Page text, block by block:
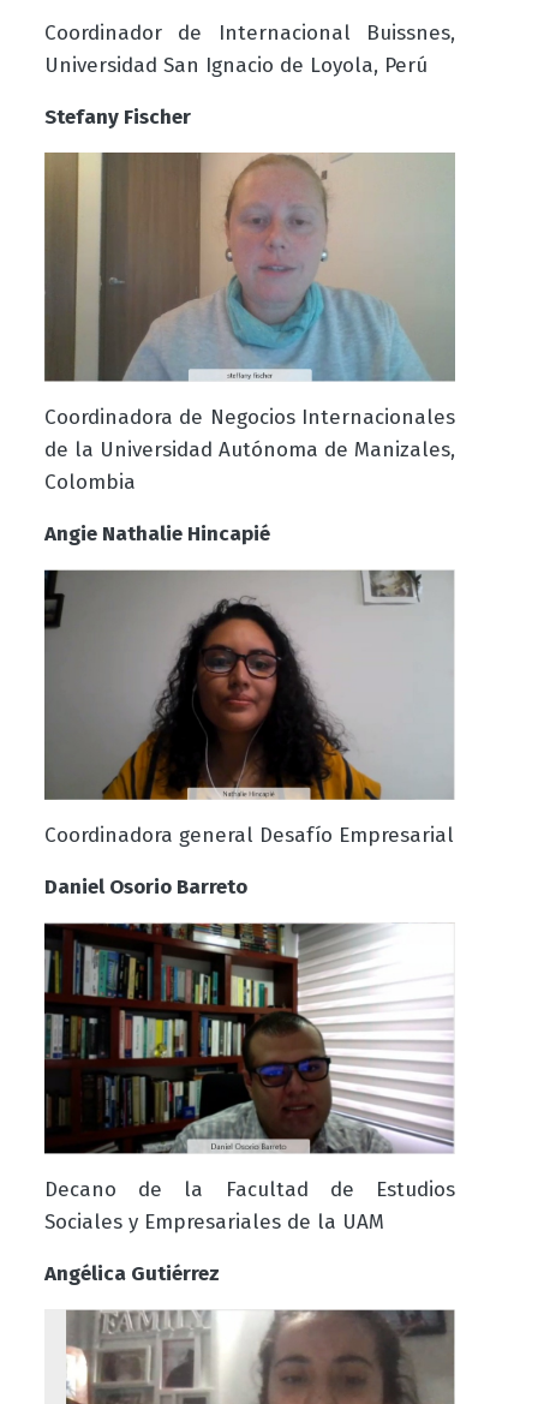
Coordinador de Internacional Buissnes,
Universidad San Ignacio de Loyola, Perú
Stefany Fischer
Coordinadora de Negocios Internacionales
de la Universidad Autónoma de Manizales,
Colombia
Angie Nathalie Hincapié
Coordinadora general Desafío Empresarial
Daniel Osorio Barreto
Decano de la Facultad de Estudios
Sociales y Empresariales de la UAM
Angélica Gutiérrez